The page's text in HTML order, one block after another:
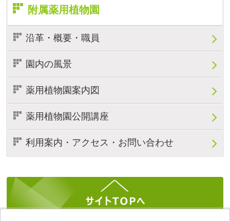
附属薬用植物園
沿革・概要・職員
園内の風景
薬用植物園案内図
薬用植物園公開講座
利用案内・アクセス・お問い合わせ